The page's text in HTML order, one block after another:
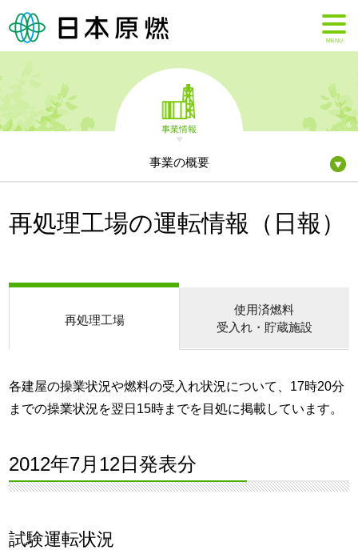
MENU
事業情報
事業の概要
再処理工場の運転情報（日報）
再処理工場
使用済燃料
受入れ・貯蔵施設
各建屋の操業状況や燃料の受入れ状況について、17時20分
までの操業状況を翌日15時までを目処に掲載しています。
2012年7月12日発表分
試験運転状況